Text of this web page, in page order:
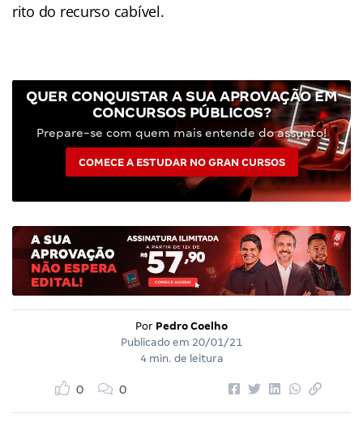
rito do recurso cabível.
QUER CONQUISTAR A SUA APROVAÇÃO EM
CONCURSOS PÚBLICOS?
Prepare-se com quem mais entende do assunto!
COMECE A ESTUDAR NO GRAN CURSOS
Por Pedro Coelho
Publicado em 20/01/21
4 min. de leitura
0 0